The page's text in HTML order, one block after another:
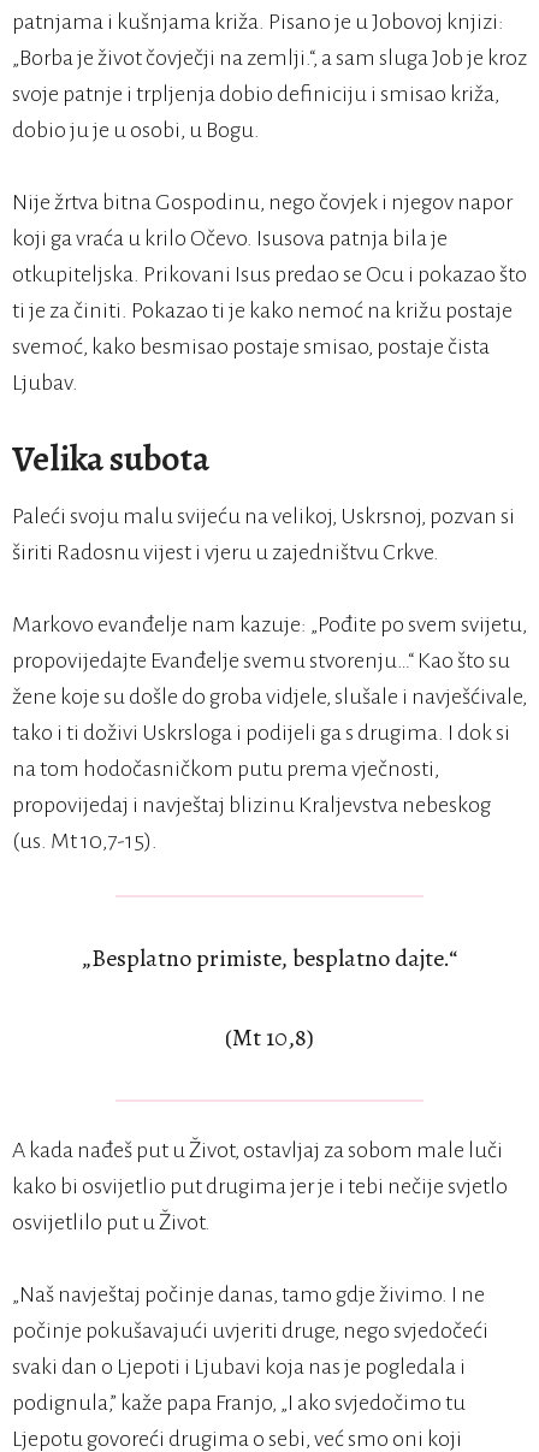
patnjama i kušnjama križa. Pisano je u Jobovoj knjizi:
„Borba je život čovječji na zemlji.“, a sam sluga Job je kroz
svoje patnje i trpljenja dobio definiciju i smisao križa,
dobio ju je u osobi, u Bogu.
Nije žrtva bitna Gospodinu, nego čovjek i njegov napor
koji ga vraća u krilo Očevo. Isusova patnja bila je
otkupiteljska. Prikovani Isus predao se Ocu i pokazao što
ti je za činiti. Pokazao ti je kako nemoć na križu postaje
svemoć, kako besmisao postaje smisao, postaje čista
Ljubav.
Velika subota
Paleći svoju malu svijeću na velikoj, Uskrsnoj, pozvan si
širiti Radosnu vijest i vjeru u zajedništvu Crkve.
Markovo evanđelje nam kazuje: „Pođite po svem svijetu,
propovijedajte Evanđelje svemu stvorenju…“ Kao što su
žene koje su došle do groba vidjele, slušale i navješćivale,
tako i ti doživi Uskrsloga i podijeli ga s drugima. I dok si
na tom hodočasničkom putu prema vječnosti,
propovijedaj i navještaj blizinu Kraljevstva nebeskog
(us. Mt 10,7-15).
„Besplatno primiste, besplatno dajte.“
(Mt 10,8)
A kada nađeš put u Život, ostavljaj za sobom male luči
kako bi osvijetlio put drugima jer je i tebi nečije svjetlo
osvijetlilo put u Život.
„Naš navještaj počinje danas, tamo gdje živimo. I ne
počinje pokušavajući uvjeriti druge, nego svjedočeći
svaki dan o Ljepoti i Ljubavi koja nas je pogledala i
podignula,” kaže papa Franjo, „I ako svjedočimo tu
Ljepotu govoreći drugima o sebi, već smo oni koji